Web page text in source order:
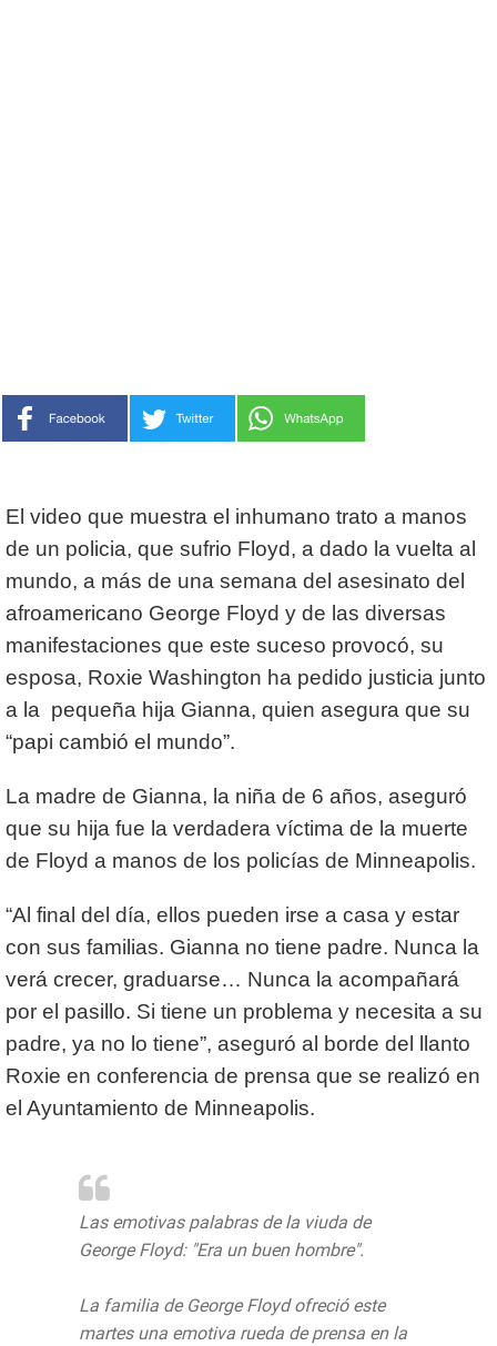
El video que muestra el inhumano trato a manos
de un policia, que sufrio Floyd, a dado la vuelta al
mundo, a más de una semana del asesinato del
afroamericano George Floyd y de las diversas
manifestaciones que este suceso provocó, su
esposa, Roxie Washington ha pedido justicia junto
a la pequeña hija Gianna, quien asegura que su
“papi cambió el mundo”.
La madre de Gianna, la niña de 6 años, aseguró
que su hija fue la verdadera víctima de la muerte
de Floyd a manos de los policías de Minneapolis.
“Al final del día, ellos pueden irse a casa y estar
con sus familias. Gianna no tiene padre. Nunca la
verá crecer, graduarse… Nunca la acompañará
por el pasillo. Si tiene un problema y necesita a su
padre, ya no lo tiene”, aseguró al borde del llanto
Roxie en conferencia de prensa que se realizó en
el Ayuntamiento de Minneapolis.
Las emotivas palabras de la viuda de
George Floyd: "Era un buen hombre".
La familia de George Floyd ofreció este
martes una emotiva rueda de prensa en la